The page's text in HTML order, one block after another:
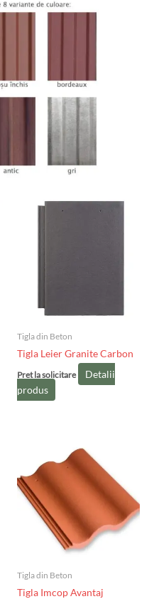
Tigla din Beton
Tigla Leier Granite Carbon
Pret la solicitare
Detalii
produs
Tigla din Beton
Tigla Imcop Avantaj